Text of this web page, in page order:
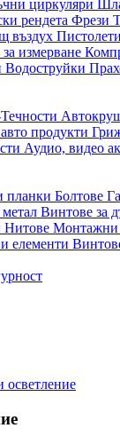
циркуляри
рендета Фрези
въздух
измерване
Водоструйки
продукти
Аудио, видео
планки Болтове
Винтове за
Нитове Монтажни
елементи
осветление